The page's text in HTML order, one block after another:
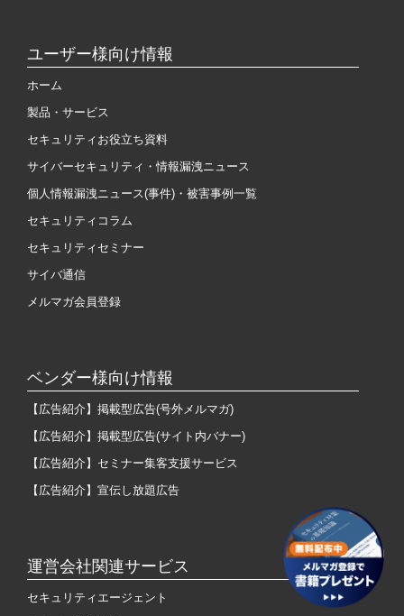
ユーザー様向け情報
ホーム
製品・サービス
セキュリティお役立ち資料
サイバーセキュリティ・情報漏洩ニュース
個人情報漏洩ニュース(事件)・被害事例一覧
セキュリティコラム
セキュリティセミナー
サイバ通信
メルマガ会員登録
ベンダー様向け情報
【広告紹介】掲載型広告(号外メルマガ)
【広告紹介】掲載型広告(サイト内バナー)
【広告紹介】セミナー集客支援サービス
【広告紹介】宣伝し放題広告
運営会社関連サービス
セキュリティエージェント